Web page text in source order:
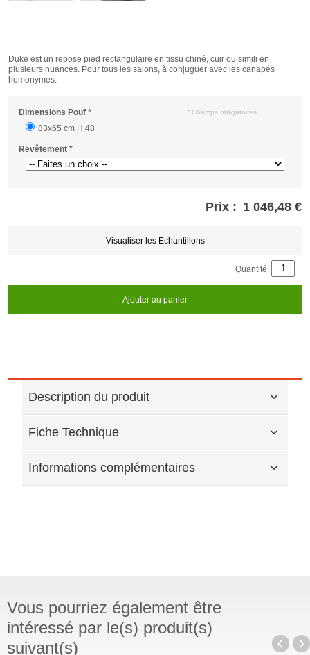
Duke est un repose pied rectangulaire en tissu chiné, cuir ou simili en
plusieurs nuances. Pour tous les salons, à conjuguer avec les canapés
homonymes.
Dimensions Pouf *
83x65 cm H.48
Revêtement *
* Champs obligatoires
Prix : 1 046,48 €
Visualiser les Echantillons
Quantité:
Ajouter au panier
Description du produit
Fiche Technique
Informations complémentaires
Vous pourriez également être
intéressé par le(s) produit(s)
suivant(s)